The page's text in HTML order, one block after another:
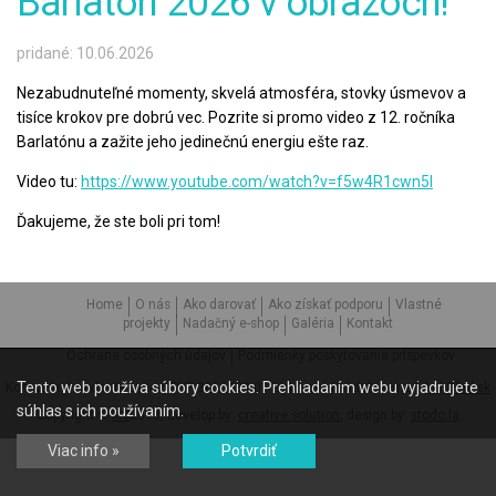
pridané: 10.06.2026
Nezabudnuteľné momenty, skvelá atmosféra, stovky úsmevov a
tisíce krokov pre dobrú vec. Pozrite si promo video z 12. ročníka
Barlatónu a zažite jeho jedinečnú energiu ešte raz.
Video tu: https://www.youtube.com/watch?v=f5w4R1cwn5I
Ďakujeme, že ste boli pri tom!
Tento web používa súbory cookies. Prehliadaním webu vyjadrujete
súhlas s ich používaním.
Viac info » Potvrdiť
Home O nás Ako darovať Ako získať podporu
Vlastné
projekty
Nadačný e-shop Galéria Kontakt
Komunitná nadácia Liptov, SNP 305, 033 01 Liptovský Hrádok, e-mail:knl@knl.sk
Copyright ©knl2013, develop by: